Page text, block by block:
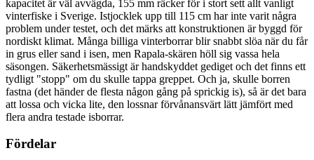
kapacitet är väl avvägda, 155 mm räcker för i stort sett allt vanligt
vinterfiske i Sverige. Istjocklek upp till 115 cm har inte varit några
problem under testet, och det märks att konstruktionen är byggd för
nordiskt klimat. Många billiga vinterborrar blir snabbt slöa när du får
in grus eller sand i isen, men Rapala-skären höll sig vassa hela
säsongen. Säkerhetsmässigt är handskyddet gediget och det finns ett
tydligt "stopp" om du skulle tappa greppet. Och ja, skulle borren
fastna (det händer de flesta någon gång på sprickig is), så är det bara
att lossa och vicka lite, den lossnar förvånansvärt lätt jämfört med
flera andra testade isborrar.
Fördelar